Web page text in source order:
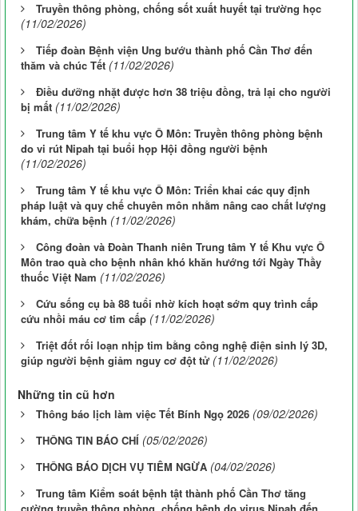
Truyền thông phòng, chống sốt xuất huyết tại trường học
(11/02/2026)
Tiếp đoàn Bệnh viện Ung bướu thành phố Cần Thơ đến
thăm và chúc Tết (11/02/2026)
Điều dưỡng nhặt được hơn 38 triệu đồng, trả lại cho người
bị mất (11/02/2026)
Trung tâm Y tế khu vực Ô Môn: Truyền thông phòng bệnh
do vi rút Nipah tại buổi họp Hội đồng người bệnh
(11/02/2026)
Trung tâm Y tế khu vực Ô Môn: Triển khai các quy định
pháp luật và quy chế chuyên môn nhằm nâng cao chất lượng
khám, chữa bệnh (11/02/2026)
Công đoàn và Đoàn Thanh niên Trung tâm Y tế Khu vực Ô
Môn trao quà cho bệnh nhân khó khăn hướng tới Ngày Thầy
thuốc Việt Nam (11/02/2026)
Cứu sống cụ bà 88 tuổi nhờ kích hoạt sớm quy trình cấp
cứu nhồi máu cơ tim cấp (11/02/2026)
Triệt đốt rối loạn nhịp tim bằng công nghệ điện sinh lý 3D,
giúp người bệnh giảm nguy cơ đột tử (11/02/2026)
Những tin cũ hơn
Thông báo lịch làm việc Tết Bính Ngọ 2026 (09/02/2026)
THÔNG TIN BÁO CHÍ (05/02/2026)
THÔNG BÁO DỊCH VỤ TIÊM NGỪA (04/02/2026)
Trung tâm Kiểm soát bệnh tật thành phố Cần Thơ tăng